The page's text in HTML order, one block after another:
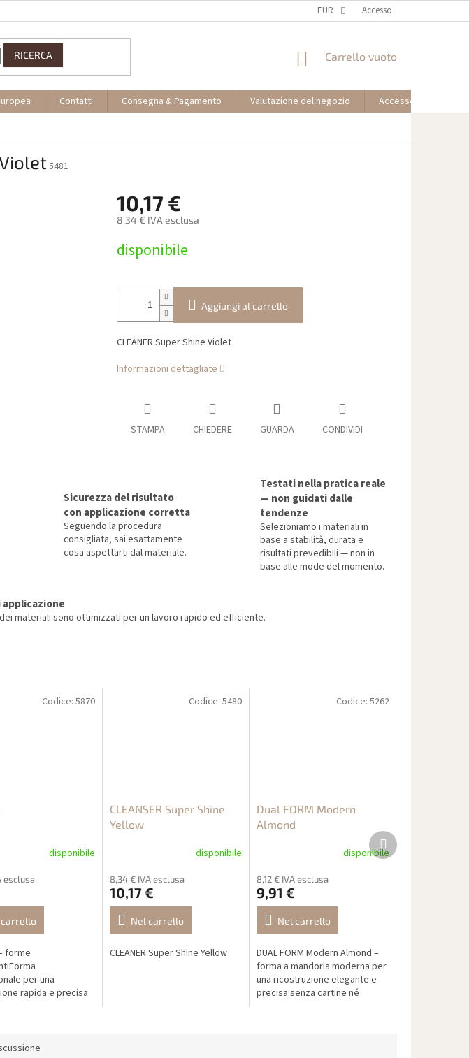
EUR Accesso
RICERCA
CARRELLO
SPESA
Carrello vuoto
Contatti Consegna & Pagamento Valutazione del negozio
Accesso partner
5481
10,17 €
8,34 € IVA esclusa
della
disponibile
Aggiungi al carrello
CLEANER Super Shine Violet
Informazioni dettagliate
STAMPA CHIEDERE GUARDA CONDIVIDI
Sicurezza del risultato
con applicazione corretta
Seguendo la procedura
consigliata, sai esattamente
cosa aspettarti dal materiale.
Testati nella pratica reale
— non guidati dalle
tendenze
Selezioniamo i materiali in
base a stabilità, durata e
risultati prevedibili — non in
base alle mode del momento.
materiali sono ottimizzati per un lavoro rapido ed efficiente.
disponibile
esclusa
forme
per una
rapida e precisa
Codice: 5870
CLEANSER Super Shine
Yellow
disponibile
8,34 € IVA esclusa
10,17 €
Nel carrello
CLEANER Super Shine Yellow
Codice:5480
Dual FORM Modern
Almond
disponibile
8,12 € IVA esclusa
9,91 €
Nel carrello
DUAL FORM Modern Almond –
forma a mandorla moderna per
una ricostruzione elegante e
precisa senza cartine né
Codice: 5262
Prodotto
successivo